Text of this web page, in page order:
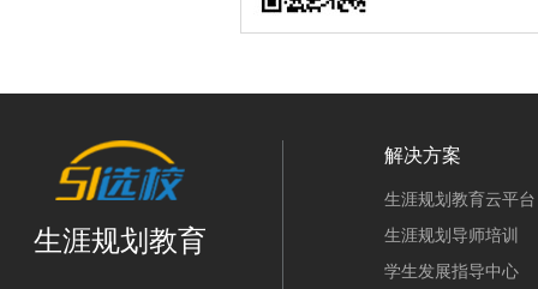
生涯规划教育
解决方案
生涯规划教育云平台
生涯规划导师培训
学生发展指导中心